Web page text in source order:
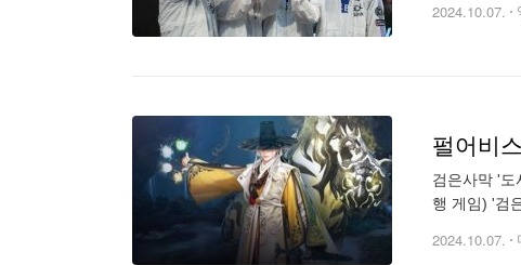
2024.10.07.
펄어비
검은사막 '도
행 게임) '검
2024.10.07.